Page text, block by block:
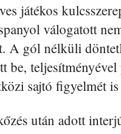
játékos
válogatott
A gól nélküli
be,
sajtó figyelmét
után adott